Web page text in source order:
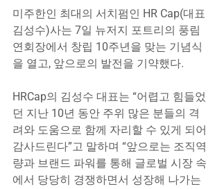
미주한인 최대의 서치펌인 HR Cap(대표
김성수)사는 7일 뉴저지 포트리의 풍림
연회장에서 창립 10주년을 맞는 기념식
을 열고, 앞으로의 발전을 기약했다.
HRCap의 김성수 대표는 “어렵고 힘들었
던 지난 10년 동안 주위 많은 분들의 격
려와 도움으로 함께 자리할 수 있게 되어
감사드린다”고 말하며 “앞으로는 조직역
량과 브랜드 파워를 통해 글로벌 시장 속
에서 당당히 경쟁하면서 성장해 나가는